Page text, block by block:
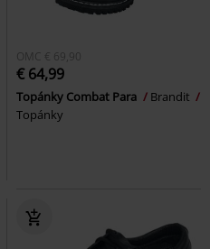
OMC € 69,90
€ 64,99
Topánky Combat Para
Brandit
Topánky